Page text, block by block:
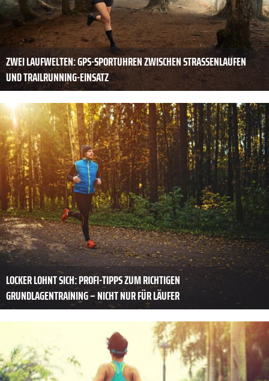
ZWEI LAUFWELTEN: GPS-SPORTUHREN ZWISCHEN STRASSENLAUFEN U
ND TRAILRUNNING-EINSATZ
LOCKER LOHNT SICH: PROFI-TIPPS ZUM RICHTIGEN
GRUNDLAGENTRAINING – NICHT NUR FÜR LÄUFER